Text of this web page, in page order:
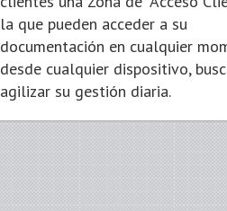
la que pueden acceder a su
documentación en cualquier
desde cualquier dispositivo,
agilizar su gestión diaria.